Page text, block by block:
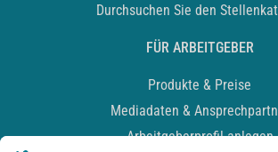
Durchsuchen Sie den
FÜR ARBEITGEBER
Produkte & Preise
Mediadaten &
Arbeitgeberprofil anlegen